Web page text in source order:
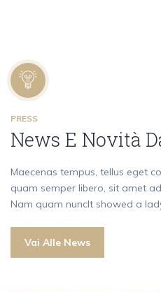
PRESS
News E Novità
Maecenas tempus, tellus eget
quam semper libero, sit amet
Nam quam nuncIt showed a
Vai Alle News